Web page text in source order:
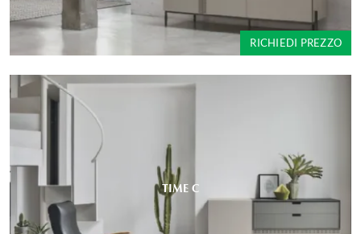
RICHIEDI PREZZO
TIME C